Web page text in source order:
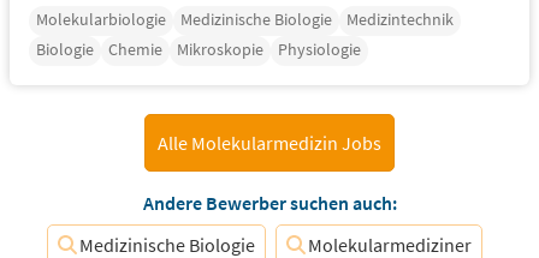
Molekularbiologie
Medizinische Biologie
Medizintechnik
Biologie
Chemie Mikroskopie Physiologie
Alle Molekularmedizin Jobs
Andere Bewerber suchen auch:
Medizinische Biologie
Molekularmediziner